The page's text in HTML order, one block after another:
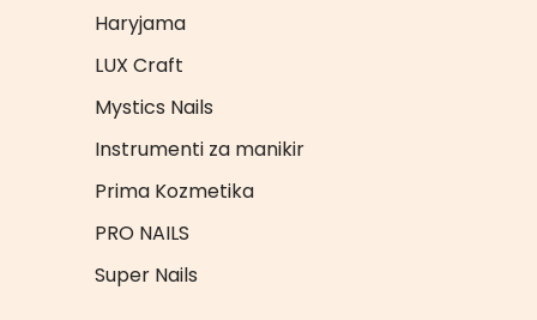
Haryjama
LUX Craft
Mystics Nails
Instrumenti za manikir
Prima Kozmetika
PRO NAILS
Super Nails